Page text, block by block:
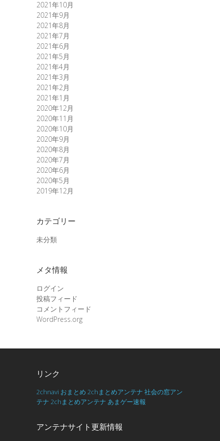
2021年10月
2021年9月
2021年8月
2021年7月
2021年6月
2021年5月
2021年4月
2021年3月
2021年2月
2021年1月
2020年12月
2020年11月
2020年10月
2020年9月
2020年8月
2020年7月
2020年6月
2020年5月
2019年12月
カテゴリー
未分類
メタ情報
ログイン
投稿フィード
コメントフィード
WordPress.org
リンク
2chnavi おまとめ 2chまとめアンテナ 社会の窓アン
テナ 2chまとめアンテナ あまゲー速報
アンテナサイト更新情報